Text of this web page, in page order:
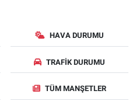
HAVA DURUMU
TRAFIK DURUMU
TÜM MANŞETLER